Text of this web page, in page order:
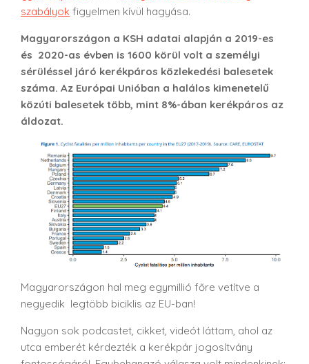
szabályok figyelmen kívül hagyása.
Magyarországon a KSH adatai alapján a 2019-es
és 2020-as évben is 1600 körül volt a személyi
sérüléssel járó kerékpáros közlekedési balesetek
száma. Az Európai Unióban a halálos kimenetelű
közúti balesetek több, mint 8%-ában kerékpáros az
áldozat.
Magyarországon hal meg egymillió főre vetítve a
negyedik legtöbb biciklis az EU-ban!
Nagyon sok podcastet, cikket, videót láttam, ahol az
utca emberét kérdezték a kerékpár jogosítvány